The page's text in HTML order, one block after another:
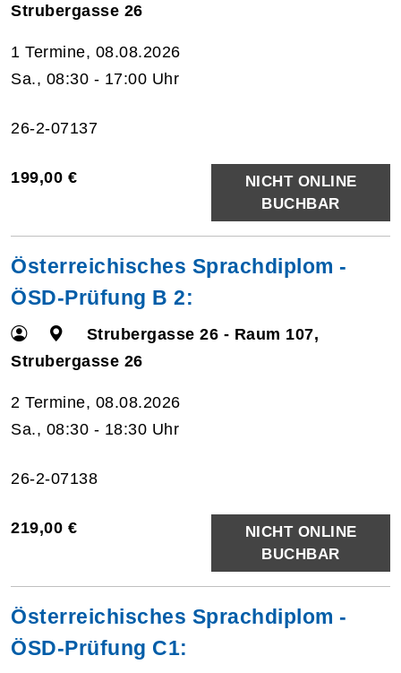
Strubergasse 26
1 Termine, 08.08.2026
Sa., 08:30 - 17:00 Uhr
26-2-07137
199,00 €
NICHT ONLINE
BUCHBAR
Österreichisches Sprachdiplom -
ÖSD-Prüfung B 2:
Strubergasse 26 - Raum 107,
Strubergasse 26
2 Termine, 08.08.2026
Sa., 08:30 - 18:30 Uhr
26-2-07138
219,00 €
NICHT ONLINE
BUCHBAR
Österreichisches Sprachdiplom -
ÖSD-Prüfung C1: